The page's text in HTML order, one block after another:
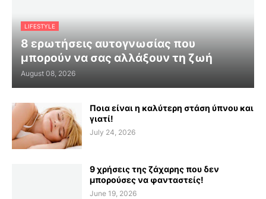
LIFESTYLE
8 ερωτήσεις αυτογνωσίας που
μπορούν να σας αλλάξουν τη ζωή
August 08, 2026
Ποια είναι η καλύτερη στάση ύπνου και
γιατί!
July 24, 2026
9 χρήσεις της ζάχαρης που δεν
μπορούσες να φανταστείς!
June 19, 2026